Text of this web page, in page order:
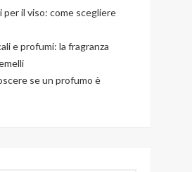
per il viso: come scegliere
e profumi: la fragranza
se un profumo è